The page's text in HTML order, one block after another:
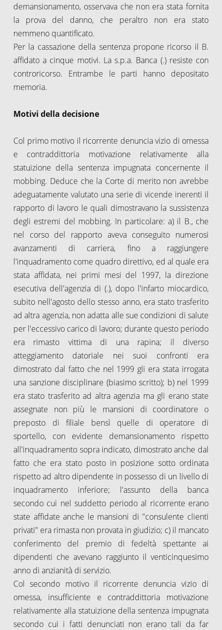
demansionamento, osservava che non era stata fornita
la prova del danno, che peraltro non era stato
nemmeno quantificato.
Per la cassazione della sentenza propone ricorso il B.
affidato a cinque motivi. La s.p.a. Banca (.) resiste con
controricorso. Entrambe le parti hanno depositato
memoria.
Motivi della decisione
Col primo motivo il ricorrente denuncia vizio di omessa
e contraddittoria motivazione relativamente alla
statuizione della sentenza impugnata concernente il
mobbing. Deduce che la Corte di merito non avrebbe
adeguatamente valutato una serie di vicende inerenti il
rapporto di lavoro le quali dimostravano la sussistenza
degli estremi del mobbing. In particolare: a) il B., che
nel corso del rapporto aveva conseguito numerosi
avanzamenti di carriera, fino a raggiungere
l'inquadramento come quadro direttivo, ed al quale era
stata affidata, nei primi mesi del 1997, la direzione
esecutiva dell'agenzia di (.), dopo l'infarto miocardico,
subito nell'agosto dello stesso anno, era stato trasferito
ad altra agenzia, non adatta alle sue condizioni di salute
per l'eccessivo carico di lavoro; durante questo periodo
era rimasto vittima di una rapina; il diverso
atteggiamento datoriale nei suoi confronti era
dimostrato dal fatto che nel 1999 gli era stata irrogata
una sanzione disciplinare (biasimo scritto); b) nel 1999
era stato trasferito ad altra agenzia ma gli erano state
assegnate non più le mansioni di coordinatore o
preposto di filiale bensì quelle di operatore di
sportello, con evidente demansionamento rispetto
all'inquadramento sopra indicato, dimostrato anche dal
fatto che era stato posto in posizione sotto ordinata
rispetto ad altro dipendente in possesso di un livello di
inquadramento inferiore; l'assunto della banca
secondo cui nel suddetto periodo al ricorrente erano
state affidate anche le mansioni di "consulente clienti
privati" era rimasta non provata in giudizio; c) il mancato
conferimento del premio di fedeltà spettante ai
dipendenti che avevano raggiunto il venticinquesimo
anno di anzianità di servizio.
Col secondo motivo il ricorrente denuncia vizio di
omessa, insufficiente e contraddittoria motivazione
relativamente alla statuizione della sentenza impugnata
secondo cui i fatti denunciati non erano tali da far